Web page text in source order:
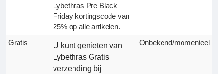
Lybethras Pre Black
Friday kortingscode van
25% op alle artikelen.
Gratis
U kunt genieten van
Lybethras Gratis
verzending bij
Onbekend/momenteel